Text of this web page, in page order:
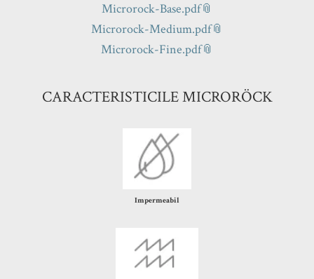
Microrock-Base.pdf
Microrock-Medium.pdf
Microrock-Fine.pdf
CARACTERISTICILE MICRORÖCK
Impermeabil